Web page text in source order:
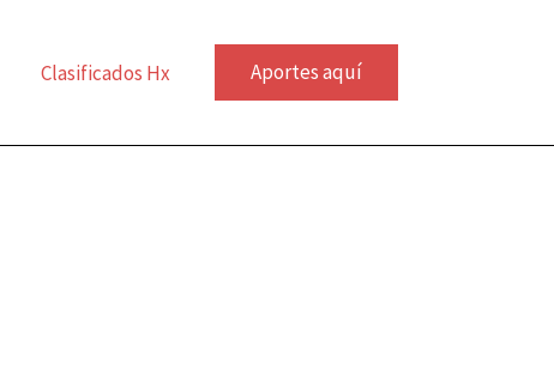
Clasificados Hx Aportes aquí